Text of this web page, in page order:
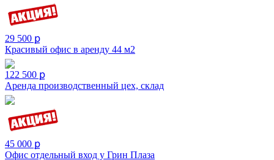
29 500 ք
Красивый офис в аренду 44 м2
122 500 ք
Аренда производственный цех, склад
45 000 ք
Офис отдельный вход у Грин Плаза